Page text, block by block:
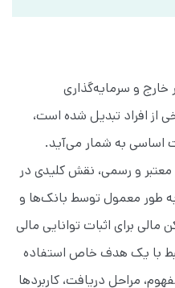
و سرمایه‌گذاری
از افراد تبدیل شده است،
اساسی به شمار می‌آید.
و رسمی، نقش کلیدی در
به طور معمول توسط بانک‌ها و
برای اثبات توانایی مالی
با یک هدف خاص استفاده
مراحل دریافت، کاربردها